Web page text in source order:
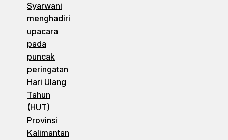
Syarwani
menghadiri
upacara
pada
puncak
peringatan
Hari Ulang
Tahun
(HUT)
Provinsi
Kalimantan